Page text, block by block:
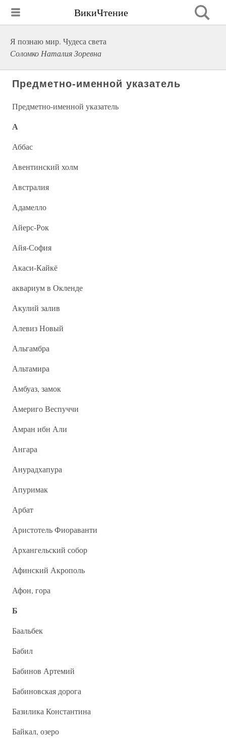
ВикиЧтение
Я познаю мир. Чудеса света
Соломко Наталия Зоревна
Предметно-именной указатель
Предметно-именной указатель
А
Аббас
Авентинский холм
Австралия
Адамелло
Айерс-Рок
Айя-София
Акаси-Кайкё
аквариум в Окленде
Акулий залив
Алевиз Новый
Альгамбра
Альтамира
Амбуаз, замок
Америго Веспуччи
Амран ибн Али
Ангара
Анурадхапура
Апуримак
Арбат
Аристотель Фиораванти
Архангельский собор
Афинский Акрополь
Афон, гора
Б
Баальбек
Бабил
Бабинов Артемий
Бабиновская дорога
Базилика Константина
Байкал, озеро